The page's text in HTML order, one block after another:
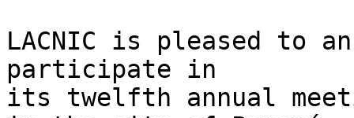
LACNIC is pleased to
participate in
its twelfth annual